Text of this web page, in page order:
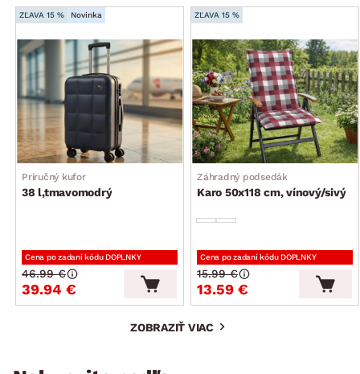
ZĽAVA 15 % Novinka
Príručný kufor
38 l,tmavomodrý
Cena po zadaní kódu DOPLNKY
39.94 €
46.99 €
ZĽAVA 15 %
Záhradný podsedák
Karo 50x118 cm, vínový/sivý
Cena po zadaní kódu DOPLNKY
13.59 €
15.99 €
ZOBRAZIŤ VIAC